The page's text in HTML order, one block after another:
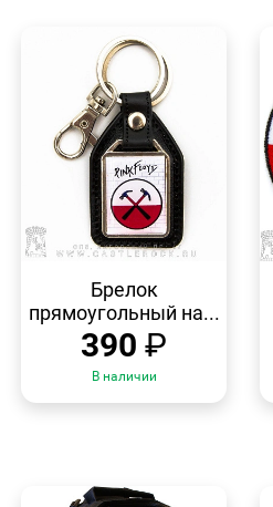
ПРОСМОТР
Брелок
прямоугольный на...
390 ₽
В наличии